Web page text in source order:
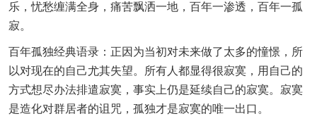
乐，忧愁缠满全身，痛苦飘洒一地，百年一渗透，百年一孤
寂。
百年孤独经典语录：正因为当初对未来做了太多的憧憬，所
以对现在的自己尤其失望。所有人都显得很寂寞，用自己的
方式想尽办法排遣寂寞，事实上仍是延续自己的寂寞。寂寞
是造化对群居者的诅咒，孤独才是寂寞的唯一出口。